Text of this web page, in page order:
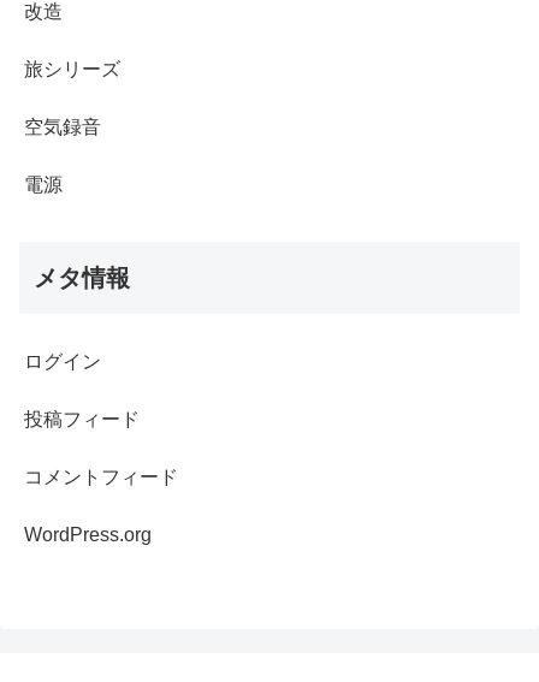
改造
旅シリーズ
空気録音
電源
メタ情報
ログイン
投稿フィード
コメントフィード
WordPress.org